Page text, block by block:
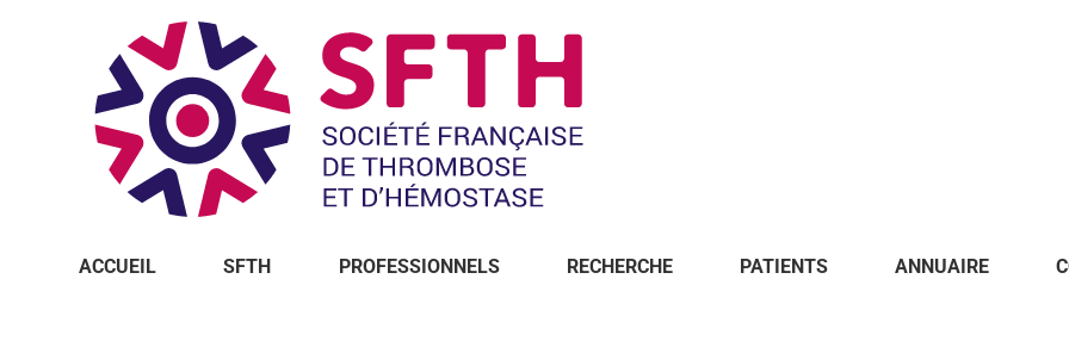
ACCUEIL SFTH PROFESSIONNELS RECHERCHE PATIENTS ANNUAIRE